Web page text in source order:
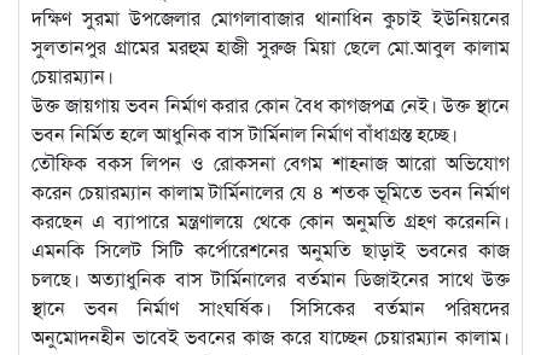
দক্ষিণ সুরমা উপজেলার মোগলাবাজার থানাধিন কুচাই ইউনিয়নের
সুলতানপুর গ্রামের মরহুম হাজী সুরুজ মিয়া ছেলে মো.আবুল কালাম
চেয়ারম্যান।
উক্ত জায়গায় ভবন নির্মাণ করার কোন বৈধ কাগজপত্র নেই। উক্ত স্থানে
ভবন নির্মিত হলে আধুনিক বাস টার্মিনাল নির্মাণ বাঁধাগ্রস্ত হচ্ছে।
তৌফিক বকস লিপন ও রোকসনা বেগম শাহনাজ আরো অভিযোগ
করেন চেয়ারম্যান কালাম টার্মিনালের যে ৪ শতক ভূমিতে ভবন নির্মাণ
করছেন এ ব্যাপারে মন্ত্রণালয়ে থেকে কোন অনুমতি গ্রহণ করেননি।
এমনকি সিলেট সিটি কর্পোরেশনের অনুমতি ছাড়াই ভবনের কাজ
চলছে। অত্যাধুনিক বাস টার্মিনালের বর্তমান ডিজাইনের সাথে উক্ত
স্থানে ভবন নির্মাণ সাংঘর্ষিক। সিসিকের বর্তমান পরিষদের
অনুমোদনহীন ভাবেই ভবনের কাজ করে যাচ্ছেন চেয়ারম্যান কালাম।